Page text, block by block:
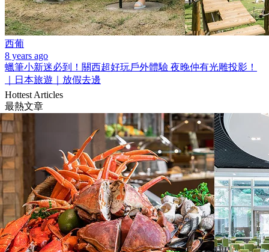
西葡
8 years ago
蠟筆小新迷必到！關西超好玩戶外體驗 夜晚仲有光雕投影！
｜日本旅遊｜放假去邊
Hottest Articles
最熱文章